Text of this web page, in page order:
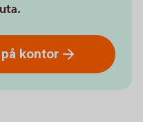
kontor